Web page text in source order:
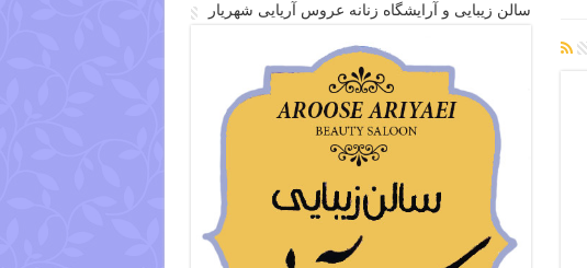
سالن زیبایی و آرایشگاه زنانه عروس آریایی شهریار